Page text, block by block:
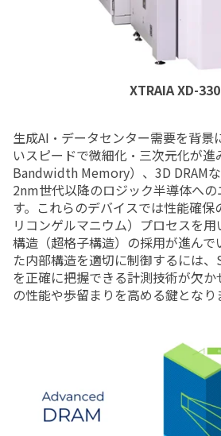
XTRAIA XD-
生成AI・データセンター需要を背景
いスピードで微細化・三次元化が
Bandwidth Memory）、3D DRAM
2nm世代以降のロジック半導体への
す。これらのデバイスでは性能確
リコンゲルマニウム）プロセスを
構造（超格子構造）の採用が進んで
た内部構造を適切に制御するには
を正確に把握できる計測技術が欠
の性能や歩留まりを高める鍵となり